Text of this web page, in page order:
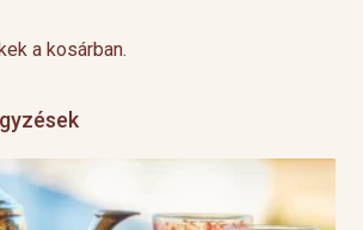
a kosárban.